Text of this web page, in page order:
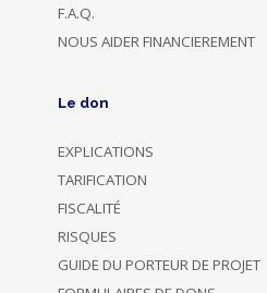
F.A.Q.
NOUS AIDER FINANCIEREMENT
Le don
EXPLICATIONS
TARIFICATION
FISCALITÉ
RISQUES
GUIDE DU PORTEUR DE PROJET